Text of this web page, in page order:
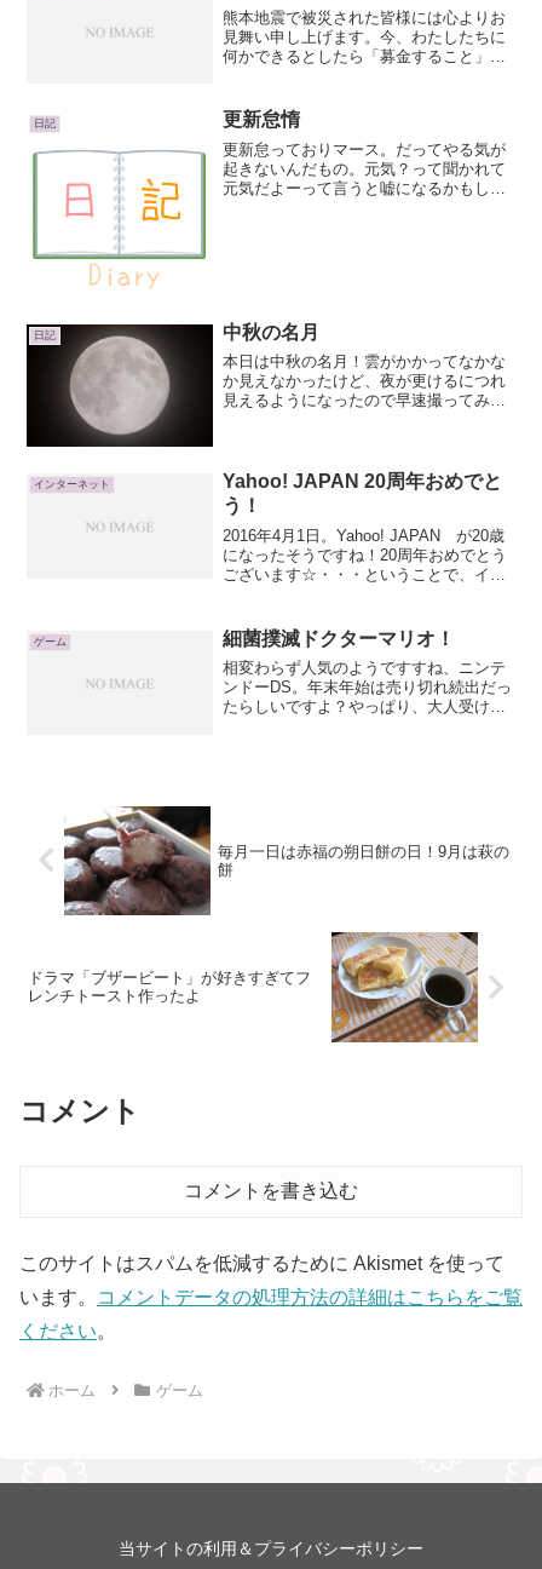
熊本地震で被災された皆様には心よりお
見舞い申し上げます。今、わたしたちに
何かできるとしたら「募金すること」か
めてくれてますね。Yahoo!の募金はTポ
イ...
日記 更新怠惰
更新怠っておりマース。だってやる気が
起きないんだもの。元気？って聞かれて
元気だよーって言うと嘘になるかもしれ
日記 中秋の名月
本日は中秋の名月！雲がかかってなかな
か見えなかったけど、夜が更けるにつれ
見えるようになったので早速撮ってみま
D2Xレンズ：...
インターネット
Yahoo! JAPAN 20周年おめでと
う！
2016年4月1日。Yahoo! JAPAN が20歳
になったそうですね！20周年おめでとう
ございます☆・・・ということで、イベ
（※現在は延期中）特にすごいと思っ...
ゲーム 細菌撲滅ドクターマリオ！
相変わらず人気のようですすね、ニンテ
ンドーDS。年末年始は売り切れ続出だっ
たらしいですよ？やっぱり、大人受けゲ
毎月一日は赤福の朔日餅の日！9月は萩の
餅
ドラマ「ブザービート」が好きすぎてフ
レンチトースト作ったよ
コメント
コメントを書き込む
このサイトはスパムを低減するために Akismet を使って
います。
コメントデータの処理方法の詳細はこちらをご覧
ください。
ホーム ゲーム
当サイトの利用＆プライバシーポリシー